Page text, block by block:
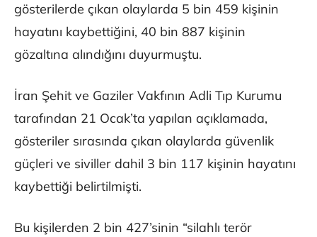
gösterilerde çıkan olaylarda 5 bin 459 kişinin
hayatını kaybettiğini, 40 bin 887 kişinin
gözaltına alındığını duyurmuştu.
İran Şehit ve Gaziler Vakfının Adli Tıp Kurumu
tarafından 21 Ocak’ta yapılan açıklamada,
gösteriler sırasında çıkan olaylarda güvenlik
güçleri ve siviller dahil 3 bin 117 kişinin hayatını
kaybettiği belirtilmişti.
Bu kişilerden 2 bin 427’sinin “silahlı terör